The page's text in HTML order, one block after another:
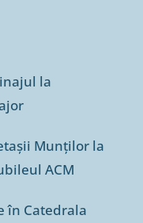
la
Munților la
ACM
în Catedrala